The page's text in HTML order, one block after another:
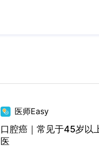
医师Easy
口腔癌｜常见于45岁
医